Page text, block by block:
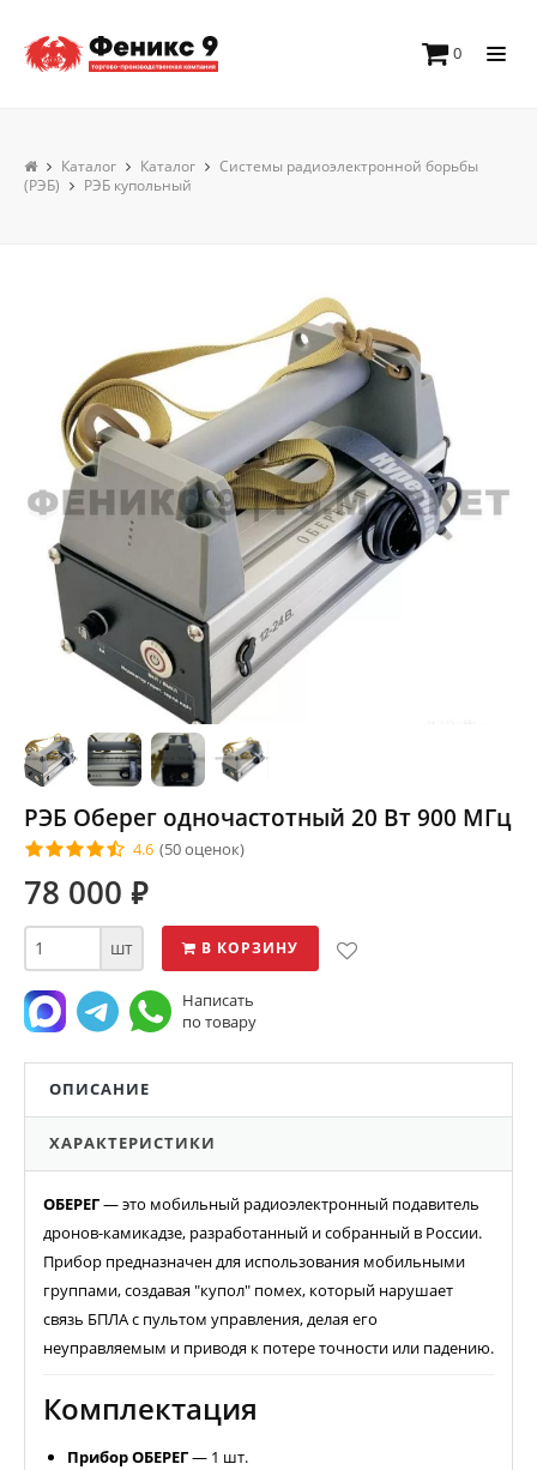
0
Каталог Каталог
Системы радиоэлектронной борьбы
(РЭБ)
РЭБ купольный
РЭБ Оберег одночастотный 20 Вт 900 МГц
4.6 (50 оценок)
78 000 ⃏
шт В КОРЗИНУ
Написать
по товару
ОПИСАНИЕ
ХАРАКТЕРИСТИКИ
ОБЕРЕГ— это мобильный радиоэлектронный подавитель
дронов-камикадзе, разработанный и собранный в России.
Прибор предназначен для использования мобильными
группами, создавая "купол" помех, который нарушает
связь БПЛА с пультом управления, делая его
неуправляемым и приводя к потере точности или падению.
Комплектация
Прибор ОБЕРЕГ— 1 шт.